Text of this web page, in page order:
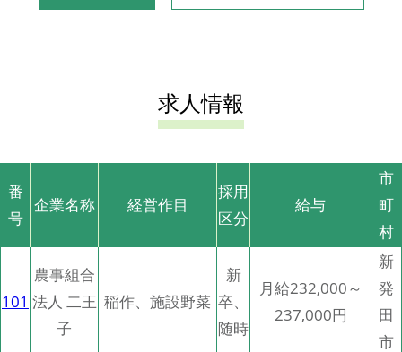
求人情報
番
号
企業名称 経営作目
採用
区分
給与
市
町
村
101
農事組合
法人 二王
子
稲作、施設野菜
新
卒、
随時
月給232,000～
237,000円
新
発
田
市